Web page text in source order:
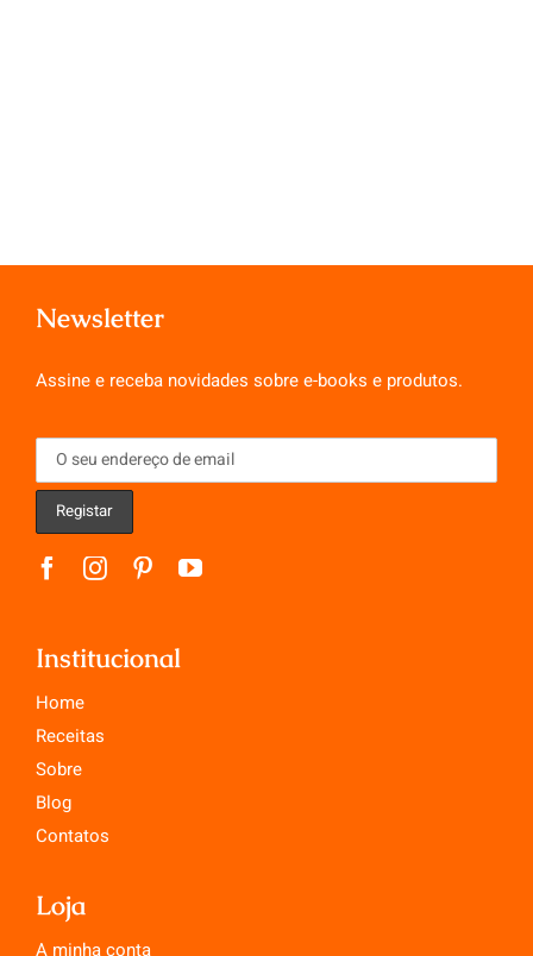
Newsletter
Assine e receba novidades sobre e-books e produtos.
Institucional
Home
Receitas
Sobre
Blog
Contatos
Loja
A minha conta